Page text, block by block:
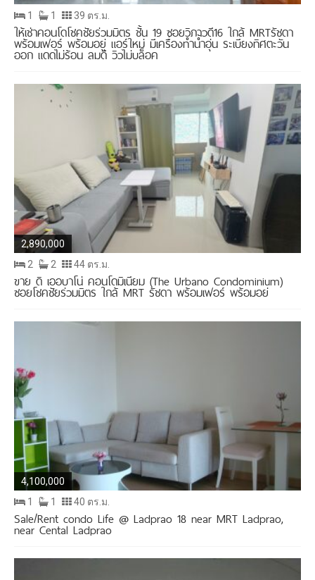
1 1 39 ตร.ม.
ให้เช่าคอนโดโชคชัยร่วมมิตร ชั้น 19 ซอยวิภาวดี16 ใกล้ MRTรัชดา
พร้อมเฟอร์ พร้อมอยู่ แอร์ใหม่ มีเครื่องทำน้ำอุ่น ระเบียงทิศตะวัน
ออก แดดไม่ร้อน ลมดี วิวไม่บล็อค
2,890,000
2
2 44 ตร.ม.
ขาย ดิ เออบาโน่ คอนโดมิเนียม (The Urbano Condominium)
ซอยโชคชัยร่วมมิตร ใกล้ MRT รัชดา พร้อมเฟอร์ พร้อมอยู่
4,100,000
1
1 40 ตร.ม.
Sale/Rent condo Life @ Ladprao 18 near MRT Ladprao,
near Cental Ladprao